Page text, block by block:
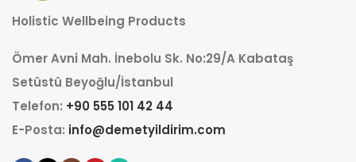
Holistic Wellbeing Products
Ömer Avni Mah. İnebolu Sk. No:29/A Kabataş
Setüstü Beyoğlu/İstanbul
Telefon: +90 555 101 42 44
E-Posta: info@demetyildirim.com